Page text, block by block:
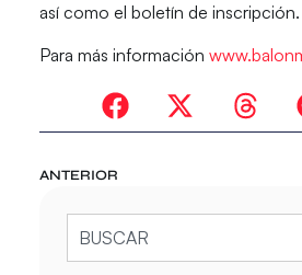
así como el boletín de inscripción.
Para más información
ANTERIOR